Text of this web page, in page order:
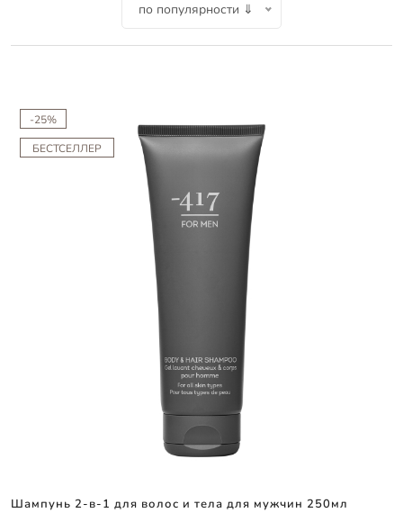
по популярности ⇓
-25%
БЕСТСЕЛЛЕР
Шампунь 2-в-1 для волос и тела для мужчин 250мл